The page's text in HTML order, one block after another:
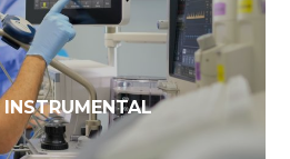
INSTRUMENTAL